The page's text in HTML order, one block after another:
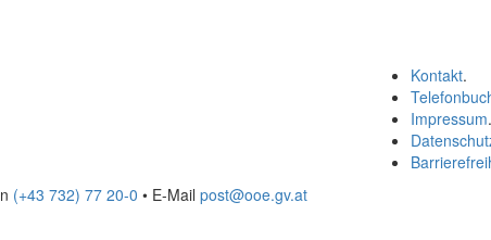
Kontakt.
Impressum.
(+43 732) 77 20-0 • E-Mail post@ooe.gv.at